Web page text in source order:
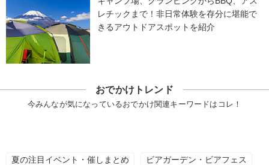
レチックまで！非日常体験を存分に堪能で
きるアウトドアスポットを紹介
おでかけトレンド
今みんなが気になっているおでかけ関連キーワードはコレ！
夏の注目イベント・催しまとめ ビアガーデン・ビアフェス